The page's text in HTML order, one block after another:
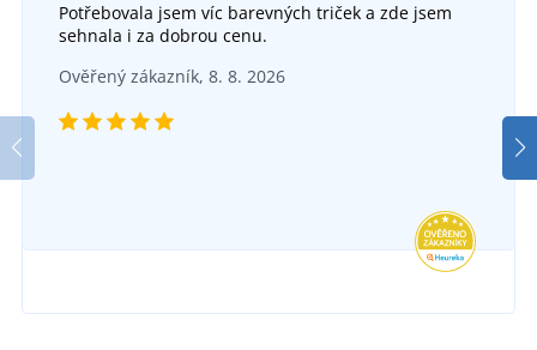
Lehká sportovní kšiltovka
213 Kč
Potřebovala jsem víc barevných triček a zde jsem
sehnala i za dobrou cenu.
Ověřený zákazník, 8. 8. 2026